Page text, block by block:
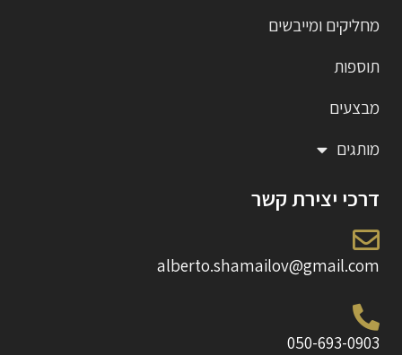
מחליקים ומייבשים
תוספות
מבצעים
מותגים
דרכי יצירת קשר
alberto.shamailov@gmail.com
050-693-0903